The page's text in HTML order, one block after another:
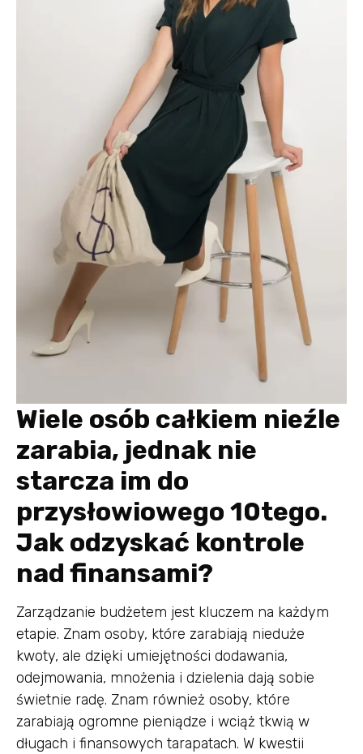
Wiele osób całkiem nieźle
zarabia, jednak nie
starcza im do
przysłowiowego 10tego.
Jak odzyskać kontrole
nad finansami?
Zarządzanie budżetem jest kluczem na każdym
etapie. Znam osoby, które zarabiają nieduże
kwoty, ale dzięki umiejętności dodawania,
odejmowania, mnożenia i dzielenia dają sobie
świetnie radę. Znam również osoby, które
zarabiają ogromne pieniądze i wciąż tkwią w
długach i finansowych tarapatach. W kwestii